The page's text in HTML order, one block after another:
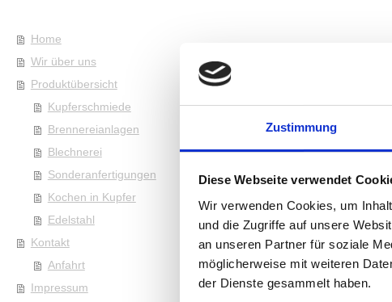
Zustimmung
Diese Webseite verwendet
Wir verwenden Cookies, um
und die Zugriffe auf unsere
an unseren Partner für soziale
möglicherweise mit weiteren
der Dienste gesammelt haben.
Home
Wir über uns
Produktübersicht
Kupferschmiede
Brennereianlagen
Blechnerei
Sonderanfertigungen
Kochen in Kupfer
Edelstahl
Kontakt
Anfahrt
Impressum